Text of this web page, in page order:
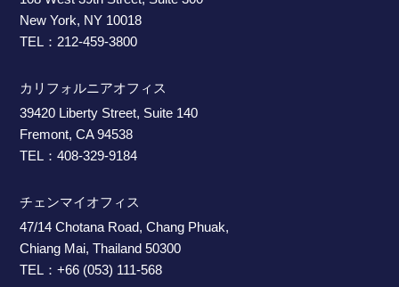
New York, NY 10018
TEL：212-459-3800
カリフォルニアオフィス
39420 Liberty Street, Suite 140
Fremont, CA 94538
TEL：408-329-9184
チェンマイオフィス
47/14 Chotana Road, Chang Phuak,
Chiang Mai, Thailand 50300
TEL：+66 (053) 111-568